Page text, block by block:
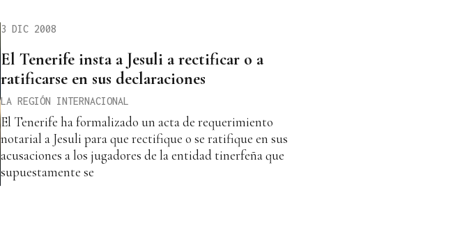
3 DIC 2008
El Tenerife insta a Jesuli a rectificar o a
ratificarse en sus declaraciones
LA REGIÓN INTERNACIONAL
El Tenerife ha formalizado un acta de requerimiento
notarial a Jesuli para que rectifique o se ratifique en sus
acusaciones a los jugadores de la entidad tinerfeña que
supuestamente se